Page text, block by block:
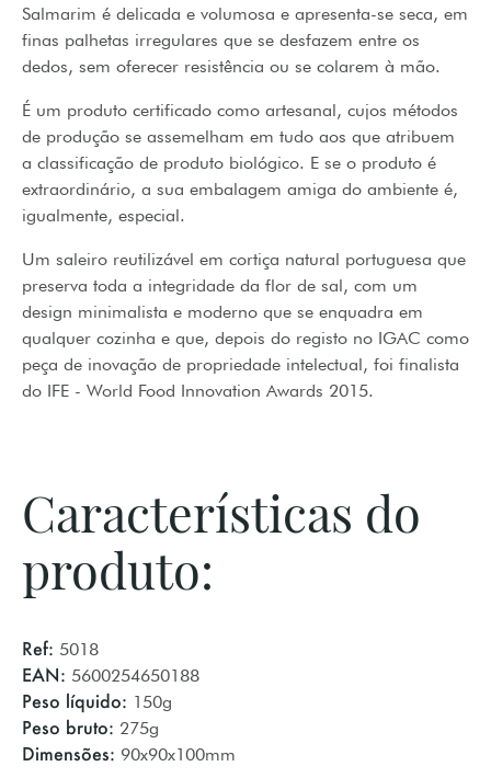
Salmarim é delicada e volumosa e apresenta-se seca, em
finas palhetas irregulares que se desfazem entre os
dedos, sem oferecer resistência ou se colarem à mão.
É um produto certificado como artesanal, cujos métodos
de produção se assemelham em tudo aos que atribuem
a classificação de produto biológico. E se o produto é
extraordinário, a sua embalagem amiga do ambiente é,
igualmente, especial.
Um saleiro reutilizável em cortiça natural portuguesa que
preserva toda a integridade da flor de sal, com um
design minimalista e moderno que se enquadra em
qualquer cozinha e que, depois do registo no IGAC como
peça de inovação de propriedade intelectual, foi finalista
do IFE - World Food Innovation Awards 2015.
Características do
produto:
Ref: 5018
EAN: 5600254650188
Peso líquido: 150g
Peso bruto: 275g
Dimensões: 90x90x100mm